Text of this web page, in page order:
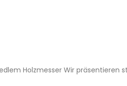
Holzmesser Wir präsentieren